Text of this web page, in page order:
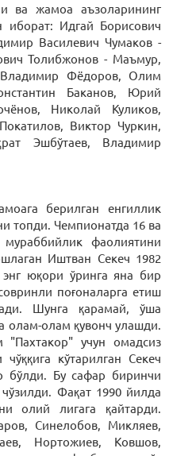
ва жамоа аъзоларининг
иборат: Идгай Борисович
Василевич Чумаков -
Толибжонов - Маъмур,
Фёдоров, Олим
Баканов, Юрий
Николай Куликов,
Виктор Чуркин,
Эшбўтаев, Владимир
берилган енгиллик
топди. Чемпионатда 16 ва
фаолиятини
Иштван Секеч 1982
юқори ўринга яна бир
поғоналарга етиш
Шунга қарамай, ўша
олам-олам қувонч улашди.
"Пахтакор" учун омадсиз
кўтарилган Секеч
бўлди. Бу сафар биринчи
Фақат 1990 йилда
олий лигага қайтарди.
Синелобов, Микляев,
Нортожиев, Ковшов,